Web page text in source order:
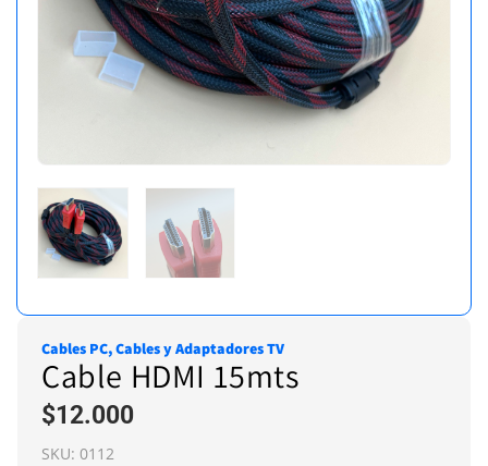
Cables PC,Cables y Adaptadores TV
Cable HDMI 15mts
$12.000
SKU: 0112